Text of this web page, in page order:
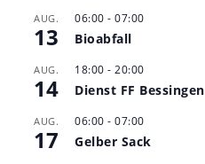
AUG.
13
06:00 - 07:00
Bioabfall
AUG.
14
18:00 - 20:00
Dienst FF Bessingen
AUG.
17
06:00 - 07:00
Gelber Sack